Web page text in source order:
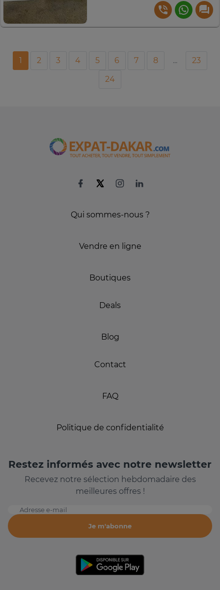
1 2 3 4 5 6 7 8 ...
23
24
Qui sommes-nous ?
Vendre en ligne
Boutiques
Deals
Blog
Contact
FAQ
Politique de confidentialité
Restez informés avec notre newsletter
Recevez notre sélection hebdomadaire des
meilleures offres !
Adresse e-mail
Je m'abonne